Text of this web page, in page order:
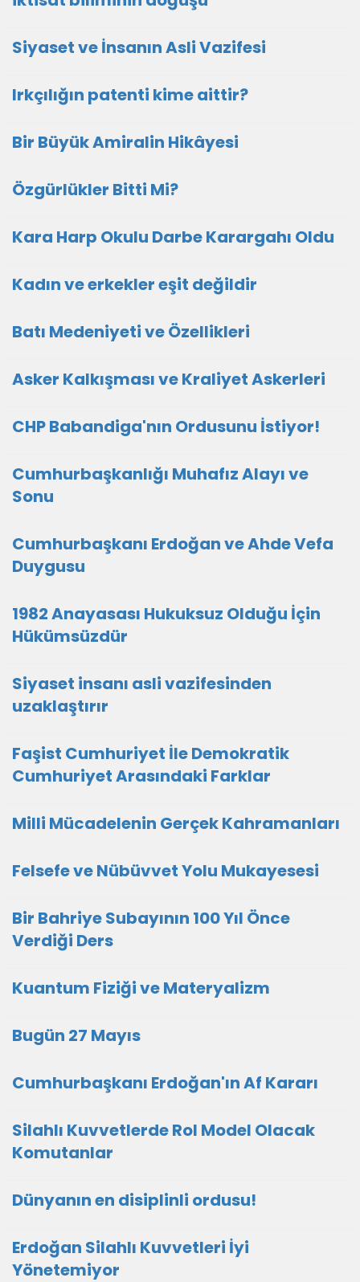
Siyaset ve İnsanın Asli Vazifesi
Irkçılığın patenti kime aittir?
Bir Büyük Amiralin Hikâyesi
Özgürlükler Bitti Mi?
Kara Harp Okulu Darbe Karargahı Oldu
Kadın ve erkekler eşit değildir
Batı Medeniyeti ve Özellikleri
Asker Kalkışması ve Kraliyet Askerleri
CHP Babandiga'nın Ordusunu İstiyor!
Cumhurbaşkanlığı Muhafız Alayı ve
Sonu
Cumhurbaşkanı Erdoğan ve Ahde Vefa
Duygusu
1982 Anayasası Hukuksuz Olduğu İçin
Hükümsüzdür
Siyaset insanı asli vazifesinden
uzaklaştırır
Faşist Cumhuriyet İle Demokratik
Cumhuriyet Arasındaki Farklar
Milli Mücadelenin Gerçek Kahramanları
Felsefe ve Nübüvvet Yolu Mukayesesi
Bir Bahriye Subayının 100 Yıl Önce
Verdiği Ders
Kuantum Fiziği ve Materyalizm
Bugün 27 Mayıs
Cumhurbaşkanı Erdoğan'ın Af Kararı
Silahlı Kuvvetlerde Rol Model Olacak
Komutanlar
Dünyanın en disiplinli ordusu!
Erdoğan Silahlı Kuvvetleri İyi
Yönetemiyor